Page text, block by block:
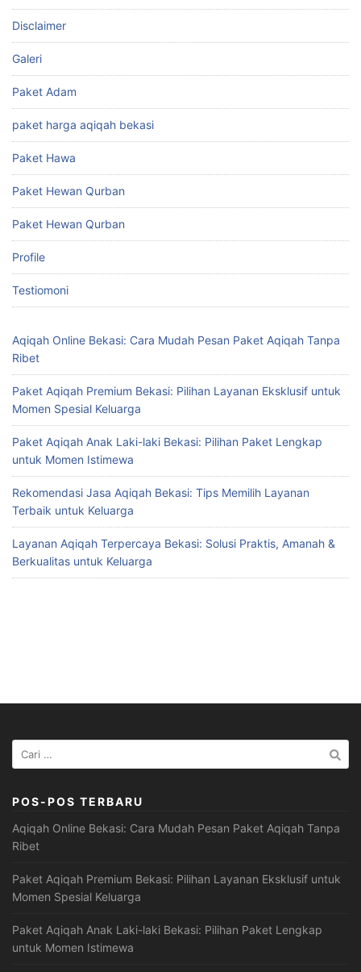
Disclaimer
Galeri
Paket Adam
paket harga aqiqah bekasi
Paket Hawa
Paket Hewan Qurban
Paket Hewan Qurban
Profile
Testiomoni
Aqiqah Online Bekasi: Cara Mudah Pesan Paket Aqiqah Tanpa
Ribet
Paket Aqiqah Premium Bekasi: Pilihan Layanan Eksklusif untuk
Momen Spesial Keluarga
Paket Aqiqah Anak Laki-laki Bekasi: Pilihan Paket Lengkap
untuk Momen Istimewa
Rekomendasi Jasa Aqiqah Bekasi: Tips Memilih Layanan
Terbaik untuk Keluarga
Layanan Aqiqah Terpercaya Bekasi: Solusi Praktis, Amanah &
Berkualitas untuk Keluarga
Cari
untuk:
POS-POS TERBARU
Aqiqah Online Bekasi: Cara Mudah Pesan Paket Aqiqah Tanpa
Ribet
Paket Aqiqah Premium Bekasi: Pilihan Layanan Eksklusif untuk
Momen Spesial Keluarga
Paket Aqiqah Anak Laki-laki Bekasi: Pilihan Paket Lengkap
untuk Momen Istimewa